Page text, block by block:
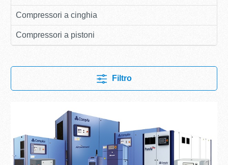
Compressori a cinghia
Compressori a pistoni
Filtro